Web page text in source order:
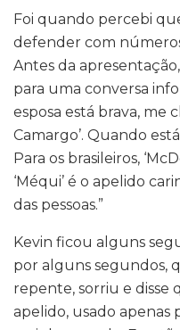
Foi quando percebi
defender com
Antes da
para uma conversa
esposa está brava, me
Camargo’. Quando
Para os brasileiros,
‘Méqui’ é o apelido
das pessoas.”
Kevin ficou alguns
por alguns segundos,
repente, sorriu e
apelido, usado